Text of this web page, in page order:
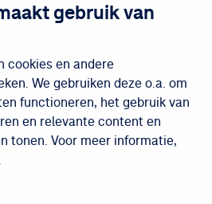
gebruik van
cookies en andere
We gebruiken deze o.a. om
functioneren, het gebruik van
en relevante content en
tonen. Voor meer informatie,